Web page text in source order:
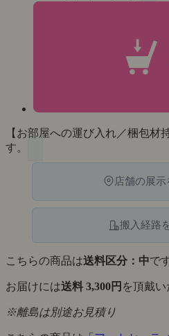
【お部屋への運び入れ／梱包
す。
店舗の展
搬入経路
こちらの商品は送料区分：中で
お届けには送料 3,300円 を頂戴い
※離島は別途お見積り